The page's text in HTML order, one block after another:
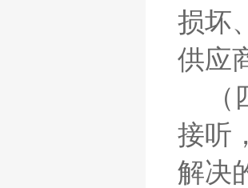
损坏
供应
接听
解决